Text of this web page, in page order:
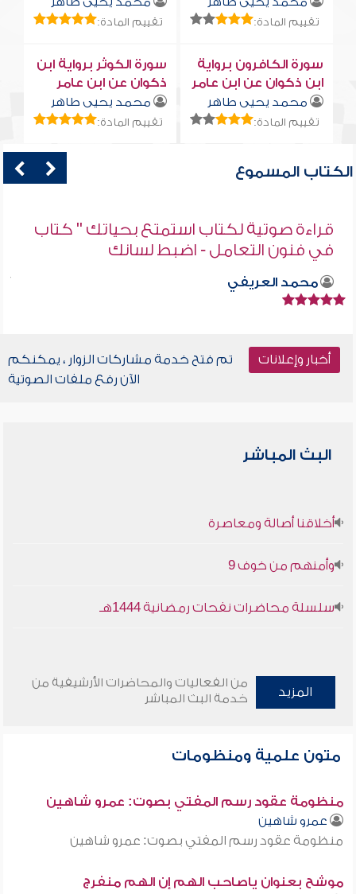
تقييم المادة: تقييم المادة:
سورة الكافرون برواية
ابن ذكوان عن ابن عامر
محمد يحيى طاهر
تقييم المادة:
سورة الكوثر برواية ابن
ذكوان عن ابن عامر
محمد يحيى طاهر
تقييم المادة:
الكتاب المسموع
قراءة صوتية لكتاب استمتع بحياتك " كتاب
في فنون التعامل - اضبط لسانك
محمد العريفي
أخبار وإعلانات
تم فتح خدمة مشاركات الزوار ، يمكنكم
الآن رفع ملفات الصوتية
البث المباشر
أخلاقنا أصالة ومعاصرة
وأمنهم من خوف 9
سلسلة محاضرات نفحات رمضانية 1444هـ
المزيد
من الفعاليات والمحاضرات الأرشيفية من
خدمة البث المباشر
متون علمية ومنظومات
منظومة عقود رسم المفتي بصوت: عمرو شاهين
عمرو شاهين
منظومة عقود رسم المفتي بصوت: عمرو شاهين
موشح بعنوان ياصاحب الهم إن الهم منفرج